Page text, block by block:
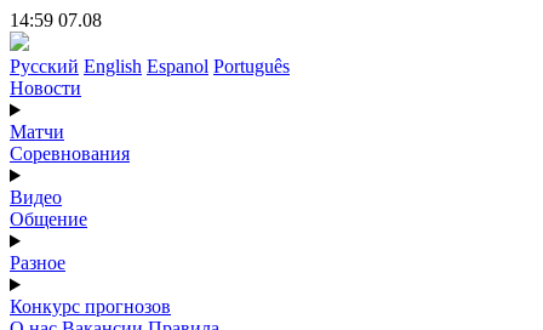
14:59 07.08
Русский English Espanol Português
Новости
Матчи
Соревнования
Видео
Общение
Разное
Конкурс прогнозов